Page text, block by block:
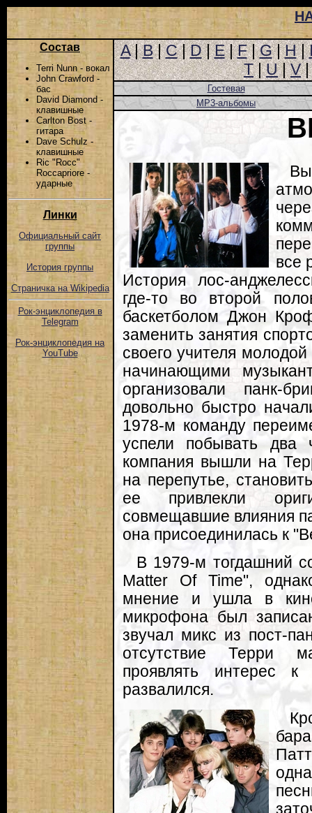
Состав
Terri Nunn - вокал
John Crawford -
бас
David Diamond -
клавишные
Carlton Bost -
гитара
Dave Schulz -
клавишные
Ric "Rocc"
Roccapriore -
ударные
Линки
Официальный сайт
группы
История группы
Страничка на Wikipedia
Рок-энциклопедия в
Telegram
Рок-энциклопедия на
YouTube
A|B|C|D|E|F|G|H|
T|U|V
Гостевая
MP3-альбомы
все
История лос-
где-то во второй
баскетболом Джон
заменить занятия
своего учителя
начинающими
организовали панк-
довольно быстро
1978-м команду
успели побывать
компания вышли на
на перепутье,
ее привлекли
совмещавшие влияния
она присоединилась к
В 1979-м тогдашний
Matter Of Time",
мнение и ушла в
микрофона был
звучал микс из пост-
отсутствие Терри
проявлять интерес к
развалился.